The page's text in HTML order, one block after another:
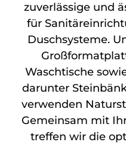
zuverlässige und
für
Duschsysteme.
Waschtische
darunter
verwenden
Gemeinsam mit
treffen wir die